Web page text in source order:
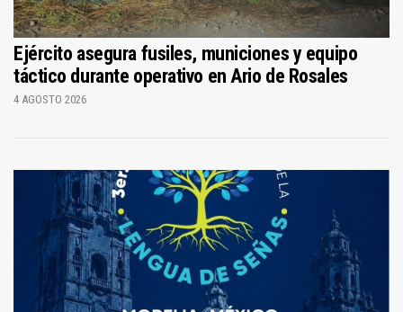
Ejército asegura fusiles, municiones y equipo
táctico durante operativo en Ario de Rosales
4 AGOSTO 2026